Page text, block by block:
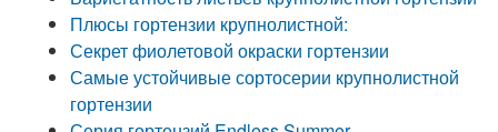
Плюсы гортензии крупнолистной:
Секрет фиолетовой окраски гортензии
Самые устойчивые сортосерии крупнолистной
гортензии